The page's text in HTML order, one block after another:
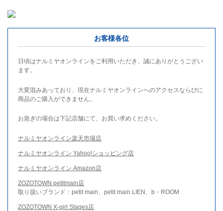
お客様各位
日頃はナルミヤオンラインをご利用いただき、誠にありがとうござい
ます。
大変混みあっており、現在ナルミヤオンラインへのアクセスならびに
商品のご購入ができません。
お急ぎの場合は下記店舗にて、お買い求めください。
ナルミヤオンライン楽天市場店
ナルミヤオンライン Yahoo!ショッピング店
ナルミヤオンライン Amazon店
ZOZOTOWN petitmain店
取り扱いブランド：petit main、petit main LIEN、b・ROOM
ZOZOTOWN X-girl Stages店